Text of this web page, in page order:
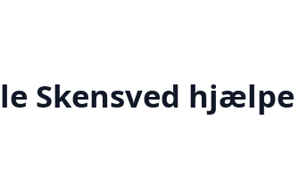
Skensved hjælpe